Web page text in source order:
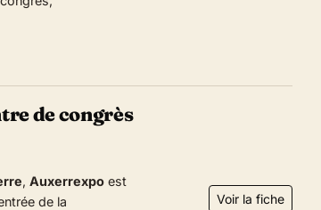
de congrès
, Auxerrexpo est
de la
Voir la fiche